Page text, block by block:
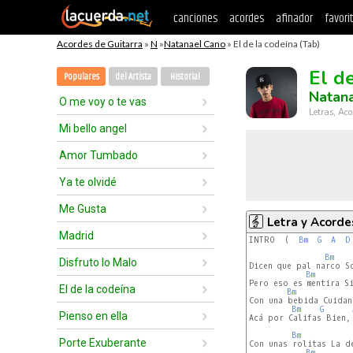
canciones acordes afinador
Acordes de Guitarra » N »Natanael Cano » El de la codeína (Tab)
Populares del Artista Historial
O me voy o te vas
Mi bello angel
Amor Tumbado
Ya te olvidé
Me Gusta
Madrid
Disfruto lo Malo
El de la codeína
Pienso en ella
Porte Exuberante
El
Letras,
Letra y
INTRO  ( Bm G A D
Bm
Dicen que pal narco
Bm
Pero eso es mentira
Bm
Con una bebida
Bm
G
Acá por Califas
Bm
Con unas rolitas La